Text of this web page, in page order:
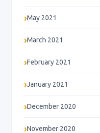
May 2021
March 2021
February 2021
January 2021
December 2020
November 2020